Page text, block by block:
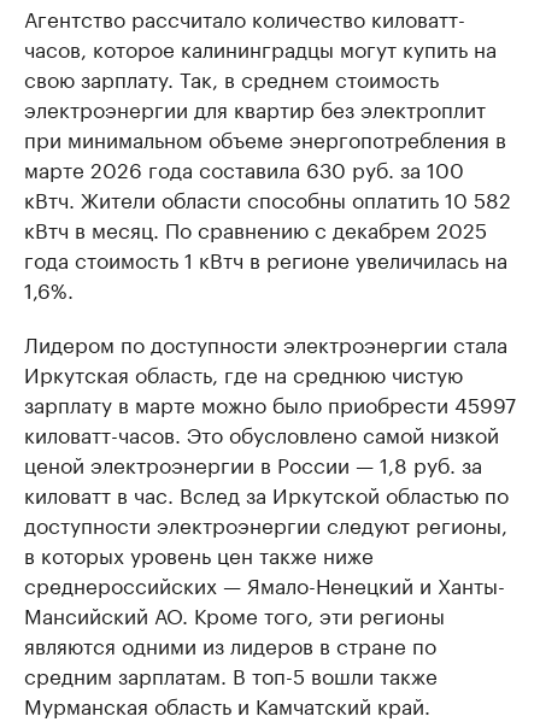
Агентство рассчитало количество киловатт-
часов, которое калининградцы могут купить на
свою зарплату. Так, в среднем стоимость
электроэнергии для квартир без электроплит
при минимальном объеме энергопотребления в
марте 2026 года составила 630 руб. за 100
кВтч. Жители области способны оплатить 10 582
кВтч в месяц. По сравнению с декабрем 2025
года стоимость 1 кВтч в регионе увеличилась на
1,6%.
Лидером по доступности электроэнергии стала
Иркутская область, где на среднюю чистую
зарплату в марте можно было приобрести 45997
киловатт-часов. Это обусловлено самой низкой
ценой электроэнергии в России — 1,8 руб. за
киловатт в час. Вслед за Иркутской областью по
доступности электроэнергии следуют регионы,
в которых уровень цен также ниже
среднероссийских — Ямало-Ненецкий и Ханты-
Мансийский АО. Кроме того, эти регионы
являются одними из лидеров в стране по
средним зарплатам. В топ-5 вошли также
Мурманская область и Камчатский край.